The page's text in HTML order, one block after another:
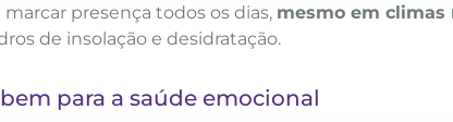
presença todos os dias, mesmo em climas
de insolação e desidratação.
para a saúde emocional